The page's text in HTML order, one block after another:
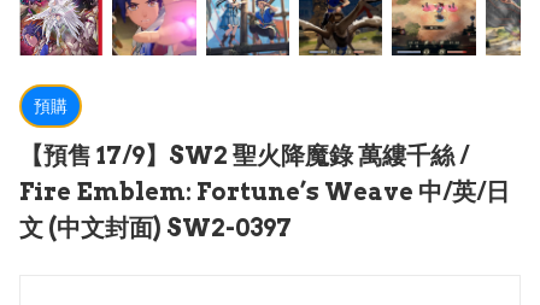
預購
【預售 17/9】SW2 聖火降魔錄 萬縷千絲 /
Fire Emblem: Fortune’s Weave 中/英/日
文 (中文封面) SW2-0397